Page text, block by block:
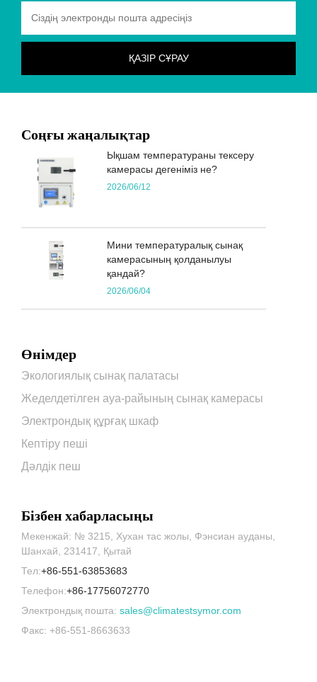
Соңғы жаңалықтар
Ықшам температураны тексеру
камерасы дегеніміз не?
2026/06/12
Мини температуралық сынақ
камерасының қолданылуы
қандай?
2026/06/04
Өнімдер
Экологиялық сынақ палатасы
Жеделдетілген ауа-райының сынақ камерасы
Электрондық құрғақ шкаф
Кептіру пеші
Дәлдік пеш
Бізбен хабарласыңы
Мекенжай: № 3215, Хухан тас жолы, Фэнсиан ауданы,
Шанхай, 231417, Қытай
Тел:+86-551-63853683
Телефон:+86-17756072770
Электрондық пошта: sales@climatestsymor.com
Факс: +86-551-8663633